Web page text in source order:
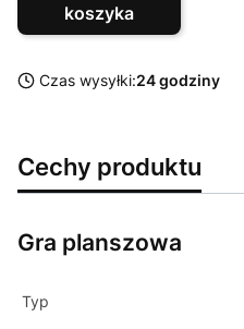
koszyka
Czas wysyłki:24 godziny
Cechy produktu
Gra planszowa
Typ